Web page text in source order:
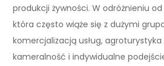
produkcji żywności. W odróżnieniu
która często wiąże się z dużymi
komercjalizacją usług,
kameralność i indywidualne